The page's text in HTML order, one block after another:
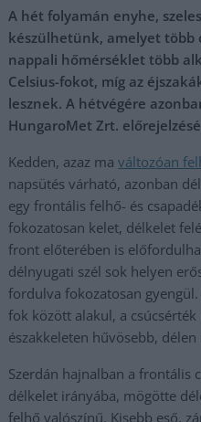
A hét folyamán enyhe,
készülhetünk, amelyet több
nappali hőmérséklet több
Celsius-fokot, míg az
lesznek. A hétvégére
HungaroMet Zrt.
Kedden, azaz maváltozóan
napsütés várható, azonban
egy frontális felhő- és
fokozatosan kelet, délkelet
front előterében is
délnyugati szél sok helyen
fordulva fokozatosan
fok között alakul, a
északkeleten hűvösebb,
Szerdán hajnalban a frontális
délkelet irányába, mögötte
felhő valószínű. Kisebb eső,